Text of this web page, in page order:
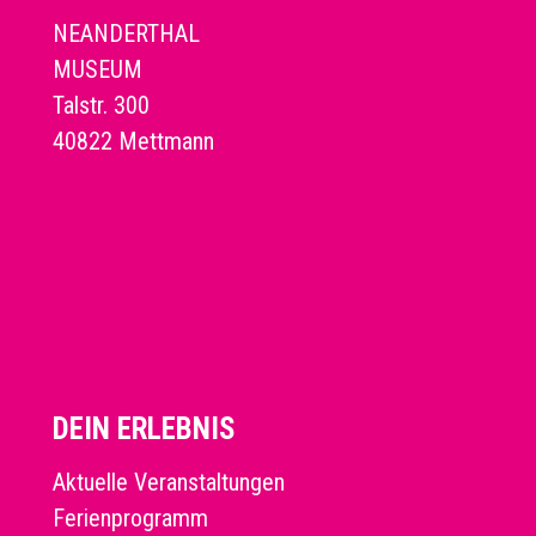
NEANDERTHAL
MUSEUM
Talstr. 300
40822 Mettmann
DEIN ERLEBNIS
Aktuelle Veranstaltungen
Ferienprogramm